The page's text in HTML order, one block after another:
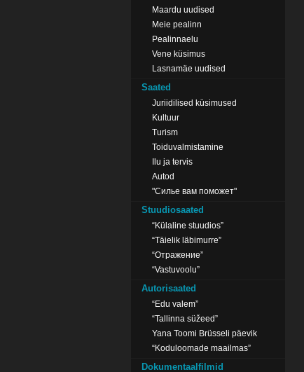
Maardu uudised
Meie pealinn
Pealinnaelu
Vene küsimus
Lasnamäe uudised
Saated
Juriidilised küsimused
Kultuur
Turism
Toiduvalmistamine
Ilu ja tervis
Autod
"Силье вам поможет"
Stuudiosaated
“Külaline stuudios”
“Täielik läbimurre”
“Отражение”
“Vastuvoolu”
Autorisaated
“Edu valem”
“Tallinna süžeed”
Yana Toomi Brüsseli päevik
“Koduloomade maailmas”
Dokumentaalfilmid